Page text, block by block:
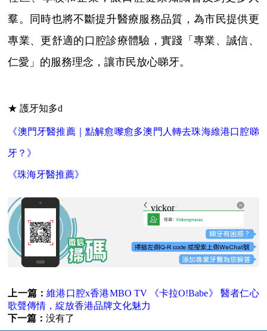
羣。同時也將不斷提升醫療服務品質，為市民提供更
專業、更舒適的口腔診療體驗，實踐「專業、誠信、
仁愛」的服務理念，讓市民放心睇牙。
★ 護牙知多d
《澳門牙醫推薦｜點解愈嚟愈多澳門人轉去珠海維港口腔睇
牙？》
《珠海牙醫推薦》
vickongmacau
上一篇：維港口腔x香港MBO TV 《卡拉O!Babe》 醫者仁心
歌聲傳情，綻放香港品牌文化魅力
下一篇：没有了